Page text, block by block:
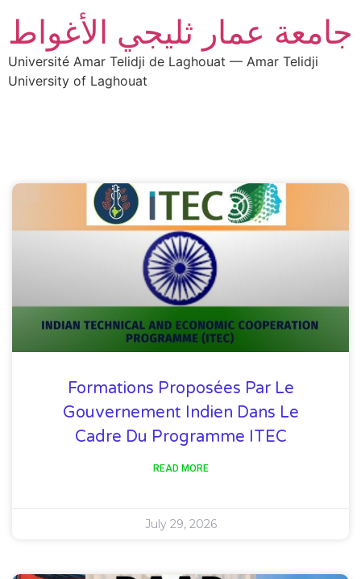
جامعة عمار ثليجي الأغواط
Université Amar Telidji de Laghouat — Amar Telidji
University of Laghouat
Formations Proposées Par Le
Gouvernement Indien Dans Le
Cadre Du Programme ITEC
READ MORE
July 29, 2026